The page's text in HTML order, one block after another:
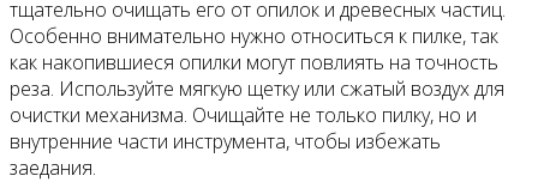
тщательно очищать его от опилок и древесных частиц.
Особенно внимательно нужно относиться к пилке, так
как накопившиеся опилки могут повлиять на точность
реза. Используйте мягкую щетку или сжатый воздух для
очистки механизма. Очищайте не только пилку, но и
внутренние части инструмента, чтобы избежать
заедания.